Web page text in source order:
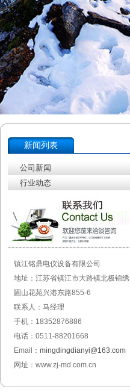
新闻列表
公司新闻
行业动态
镇江铭鼎电仪设备有限公司
地址：江苏省镇江市大路镇北极锦绣
圌山花苑兴港东路855-6
联系人：马经理
手机：18352876886
电话：0511-88201668
Email： mingdingdianyi@163.com
网址：www.zj-md.com.cn